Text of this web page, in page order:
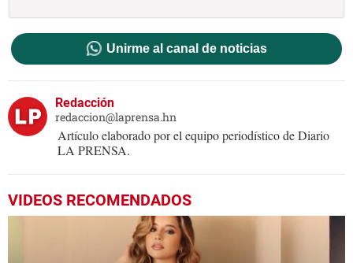
Unirme al canal de noticias
Redacción
redaccion@laprensa.hn
Artículo elaborado por el equipo periodístico de Diario
LA PRENSA.
VIDEOS RECOMENDADOS